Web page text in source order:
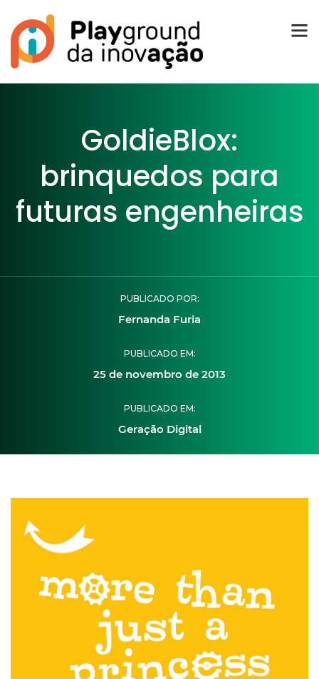
GoldieBlox:
brinquedos para
futuras engenheiras
PUBLICADO POR:
Fernanda Furia
PUBLICADO EM:
25 de novembro de 2013
PUBLICADO EM:
Geração Digital